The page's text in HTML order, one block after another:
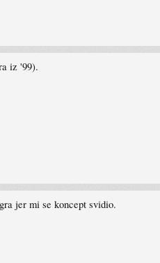
iz '99).
jer mi se koncept svidio.